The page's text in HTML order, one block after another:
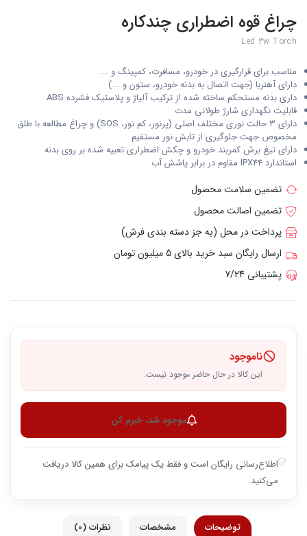
چراغ قوه اضطراری چندکاره
Led 3w Torch
مناسب برای قرارگیری در خودرو، مسافرت، کمپینگ و ...
دارای آهنربا (جهت اتصال به بدنه خودرو، ستون و ...)
داری بدنه مستحکم ساخته شده از ترکیب آلیاژ و پلاستیک فشرده ABS
قابلیت نگهداری شارژ طولانی مدت
دارای 3 حالت نوری مختلف اصلی (پرنور، کم نور، SOS) و چراغ مطالعه با طلق
مخصوص جهت جلوگیری از تابش نور مستقیم
دارای تیغ برش کمربند خودرو و چکش اضطراری تعبیه شده بر روی بدنه
استاندارد IPX44 مقاوم در برابر پاشش آب
تضمین سلامت محصول
تضمین اصالت محصول
پرداخت در محل (به جز دسته بندی فرش)
ارسال رایگان سبد خرید بالای 5 میلیون تومان
پشتیبانی 7/24
ناموجود
این کالا در حال حاضر موجود نیست.
موجود شد، خبرم کن
اطلاع‌رسانی رایگان است و فقط یک پیامک برای همین کالا دریافت
می‌کنید.
توضیحات مشخصات نظرات (0)